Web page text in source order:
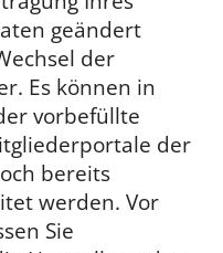
geändert
der
Es können in
vorbefüllte
der
bereits
werden. Vor
Sie